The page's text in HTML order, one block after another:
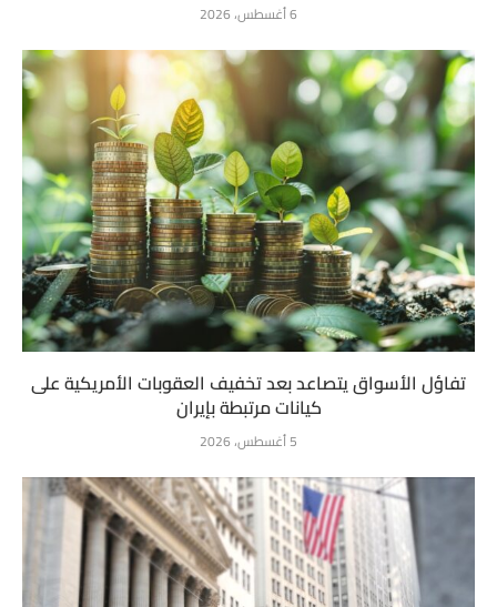
6 أغسطس، 2026
تفاؤل الأسواق يتصاعد بعد تخفيف العقوبات الأمريكية على
كيانات مرتبطة بإيران
5 أغسطس، 2026